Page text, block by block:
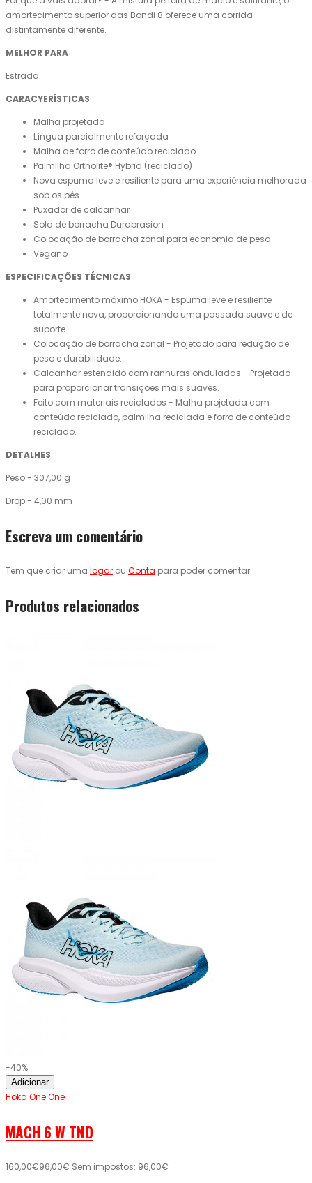
amortecimento superior das Bondi 8 oferece uma corrida
distintamente diferente.
MELHOR PARA
Estrada
CARACYERÍSTICAS
Malha projetada
Língua parcialmente reforçada
Malha de forro de conteúdo reciclado
Palmilha Ortholite® Hybrid (reciclado)
Nova espuma leve e resiliente para uma experiência melhorada
sob os pés
Puxador de calcanhar
Sola de borracha Durabrasion
Colocação de borracha zonal para economia de peso
Vegano
ESPECIFICAÇÕES TÉCNICAS
Amortecimento máximo HOKA - Espuma leve e resiliente
totalmente nova, proporcionando uma passada suave e de
suporte.
Colocação de borracha zonal - Projetado para redução de
peso e durabilidade.
Calcanhar estendido com ranhuras onduladas - Projetado
para proporcionar transições mais suaves.
Feito com materiais reciclados - Malha projetada com
conteúdo reciclado, palmilha reciclada e forro de conteúdo
reciclado.
DETALHES
Peso - 307,00 g
Drop - 4,00 mm
Escreva um comentário
Tem que criar uma logar ou Conta para poder comentar.
Produtos relacionados
-40%
Adicionar
Hoka One One
MACH 6 W TND
160,00€96,00€ Sem impostos: 96,00€